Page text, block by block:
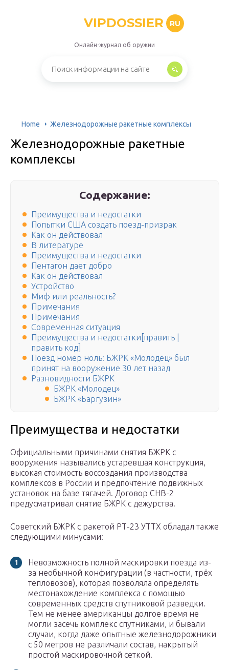
VIPDOSSIER RU
Онлайн-журнал об оружии
Home Железнодорожные ракетные комплексы
Железнодорожные ракетные
комплексы
Содержание:
Преимущества и недостатки
Попытки США создать поезд-призрак
Как он действовал
В литературе
Преимущества и недостатки
Пентагон дает добро
Как он действовал
Устройство
Миф или реальность?
Примечания
Примечания
Современная ситуация
Преимущества и недостатки[править |
править код]
Поезд номер ноль: БЖРК «Молодец» был
принят на вооружение 30 лет назад
Разновидности БЖРК
БЖРК «Молодец»
БЖРК «Баргузин»
Преимущества и недостатки
Официальными причинами снятия БЖРК с
вооружения назывались устаревшая конструкция,
высокая стоимость воссоздания производства
комплексов в России и предпочтение подвижных
установок на базе тягачей. Договор СНВ-2
предусматривал снятие БЖРК с дежурства.
Советский БЖРК с ракетой РТ-23 УТТХ обладал также
следующими минусами:
Невозможность полной маскировки поезда из-
за необычной конфигурации (в частности, трёх
тепловозов), которая позволяла определять
местонахождение комплекса с помощью
современных средств спутниковой разведки.
Тем не менее американцы долгое время не
могли засечь комплекс спутниками, и бывали
случаи, когда даже опытные железнодорожники
с 50 метров не различали состав, накрытый
простой маскировочной сеткой.